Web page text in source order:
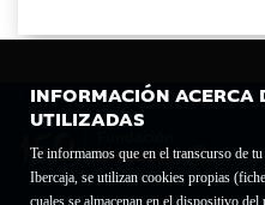
INFORMACIÓN ACERCA
UTILIZADAS
Te informamos que en el transcurso de
Ibercaja, se utilizan cookies propias
cuales se almacenan en el dispositivo